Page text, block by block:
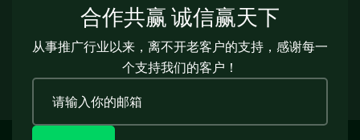
合作共赢 诚信赢天下
从事推广行业以来，离不开老客户的支持，感谢每一
个支持我们的客户！